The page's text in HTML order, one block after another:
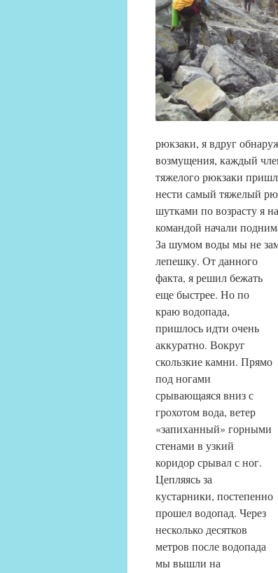
рюкзаки, я вдруг
возмущения, каждый
тяжелого рюкзаки
нести самый тяжелый
шутками по возрасту я
командой начали
За шумом воды мы не
лепешку. От данного
факта, я решил бежать
еще быстрее. Но по
краю водопада,
пришлось идти очень
аккуратно. Вокруг
скользкие камни. Прямо
под ногами
срывающаяся вниз с
грохотом вода, ветер
«запиханный» горными
стенами в узкий
коридор срывал с ног.
Цепляясь за
кустарники, постепенно
прошел водопад. Через
несколько десятков
метров после водопада
мы вышли на